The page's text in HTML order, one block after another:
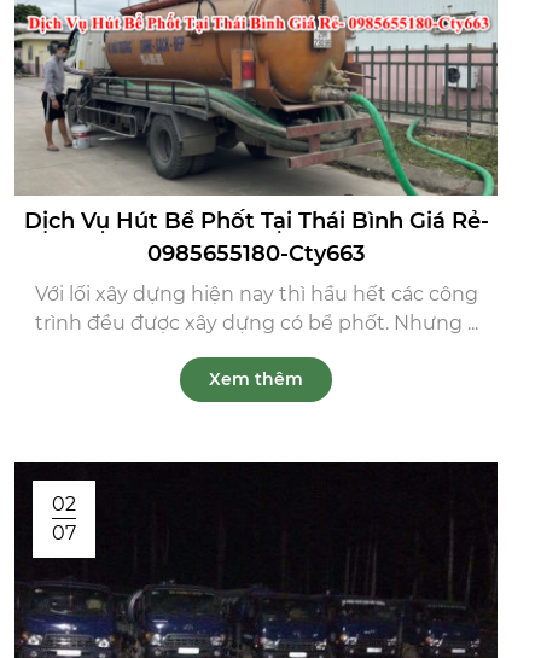
Dịch Vụ Hút Bể Phốt Tại Thái Bình Giá Rẻ-
0985655180-Cty663
Với lối xây dựng hiện nay thì hầu hết các công
trình đều được xây dựng có bể phốt. Nhưng ...
Xem thêm
02
07